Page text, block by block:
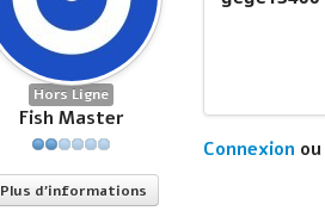
Hors Ligne
Fish Master
Plus d'informations
Connexion ou